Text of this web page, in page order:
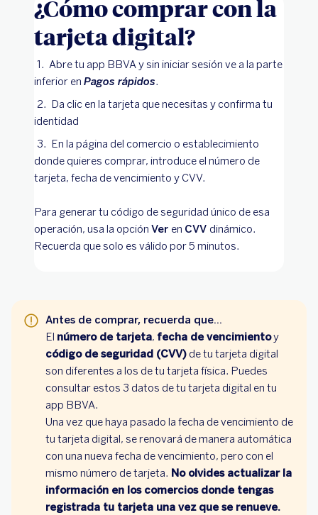
¿Cómo comprar con la
tarjeta digital?
Abre tu app BBVA y sin iniciar sesión ve a la parte
inferior en Pagos rápidos.
Da clic en la tarjeta que necesitas y confirma tu
identidad
En la página del comercio o establecimiento
donde quieres comprar, introduce el número de
tarjeta, fecha de vencimiento y CVV.
Para generar tu código de seguridad único de esa
operación, usa la opción Ver en CVV dinámico.
Recuerda que solo es válido por 5 minutos.
Antes de comprar, recuerda que...
El número de tarjeta, fecha de vencimientoy
código de seguridad (CVV) de tu tarjeta digital
son diferentes a los de tu tarjeta física. Puedes
consultar estos 3 datos de tu tarjeta digital en tu
app BBVA.
Una vez que haya pasado la fecha de vencimiento de
tu tarjeta digital, se renovará de manera automática
con una nueva fecha de vencimiento, pero con el
mismo número de tarjeta. No olvides actualizar la
información en los comercios donde tengas
registrada tu tarjeta una vez que se renueve.